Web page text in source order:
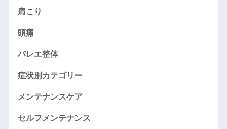
肩こり
頭痛
バレエ整体
症状別カテゴリー
メンテナンスケア
セルフメンテナンス